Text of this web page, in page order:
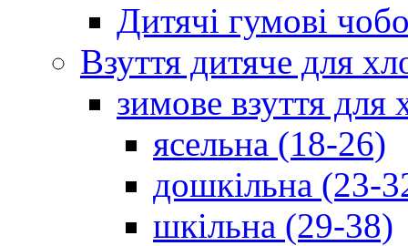
Дитячі гумові
Взуття дитяче для
зимове взуття для
ясельна (18-26)
дошкільна (23-
шкільна (29-38)